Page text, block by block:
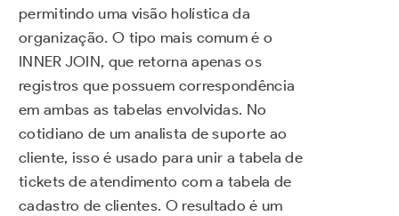
permitindo uma visão holística da
organização. O tipo mais comum é o
INNER JOIN, que retorna apenas os
registros que possuem correspondência
em ambas as tabelas envolvidas. No
cotidiano de um analista de suporte ao
cliente, isso é usado para unir a tabela de
tickets de atendimento com a tabela de
cadastro de clientes. O resultado é um